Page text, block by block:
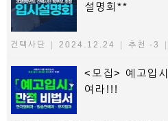
설명회**
건택사단 2024.12.24 추천 -3
<모집> 예고입
여라!!!